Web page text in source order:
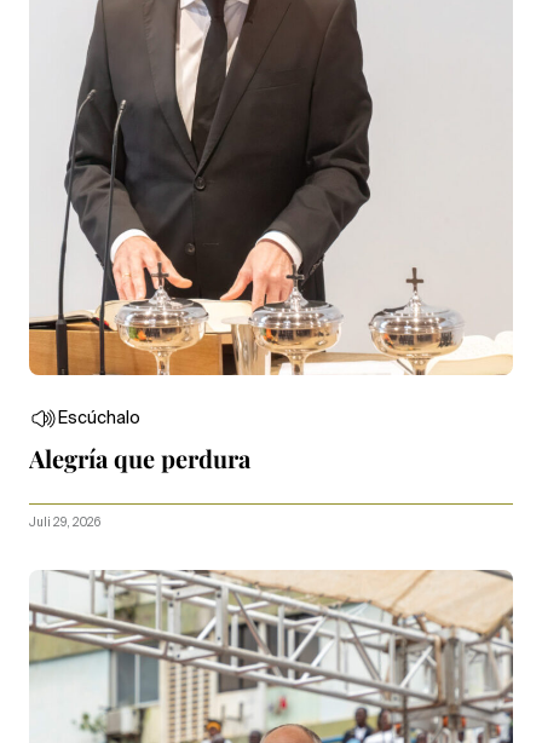
Escúchalo
Alegría que perdura
Juli 29, 2026